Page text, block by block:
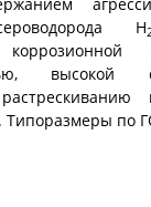
H
высокой
по